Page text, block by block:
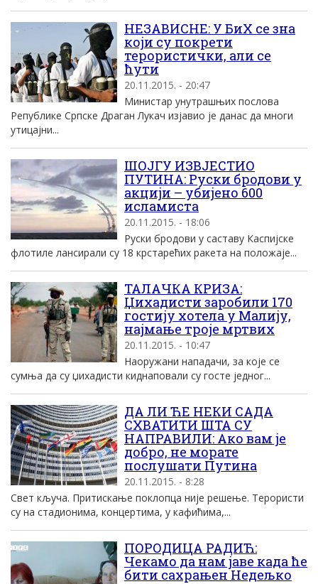
НЕЗАВИСНЕ: У БиХ се зна
који су покрети
терористички, али се
ћути
20.11.2015. - 20:47
Министар унутрашњих послова
Републике Српске Драган Лукач изјавио је данас да многи
утицајни...
ШОЈГУ ИЗВЈЕСТИО
ПУТИНА: Руски бродови у
акцији – убијено 600
исламиста
20.11.2015. - 18:06
Руски бродови у саставу Каспијске
флотиле лансирали су 18 крстарећих ракета на положаје...
ТАЛАЧКА КРИЗА:
Џихадисти заробили 170
гостију хотела у Малију,
најмање троје мртвих
20.11.2015. - 10:47
Наоружани нападачи, за које се
сумња да су џихадисти киднаповали су госте једног...
ДА ЛИ ЋЕ НЕКИ САДА
СХВАТИТИ ШТА СУ
НАПРАВИЛИ: Ако вам је
добро, не морате
послушати Путина
20.11.2015. - 8:28
Свет кључа. Притискање поклопца није решење. Терористи
су на стадионима, концертима, у кафићима,...
ПОРОДИЦА РАДИЋ:
Чекамо да нам јаве када ће
бити сахрањен Недељко